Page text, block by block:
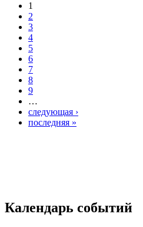
1
2
3
4
5
6
7
8
9
…
следующая ›
последняя »
Календарь событий